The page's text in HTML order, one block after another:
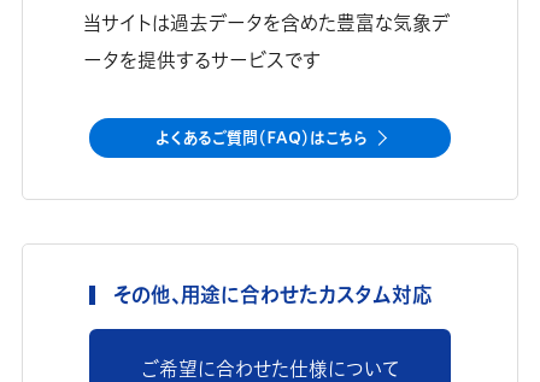
当サイトは過去データを含めた豊富な気象デ
ータを提供するサービスです
よくあるご質問（FAQ）はこちら
その他、用途に合わせたカスタム対応
ご希望に合わせた仕様について